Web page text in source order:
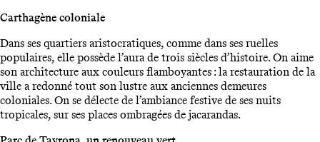
Carthagène coloniale
Dans ses quartiers aristocratiques, comme dans ses ruelles
populaires, elle possède l’aura de trois siècles d’histoire. On aime
son architecture aux couleurs flamboyantes : la restauration de la
ville a redonné tout son lustre aux anciennes demeures
coloniales. On se délecte de l’ambiance festive de ses nuits
tropicales, sur ses places ombragées de jacarandas.